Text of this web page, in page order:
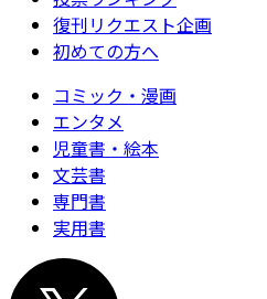
復刊リクエスト企画
初めての方へ
コミック・漫画
エンタメ
児童書・絵本
文芸書
専門書
実用書